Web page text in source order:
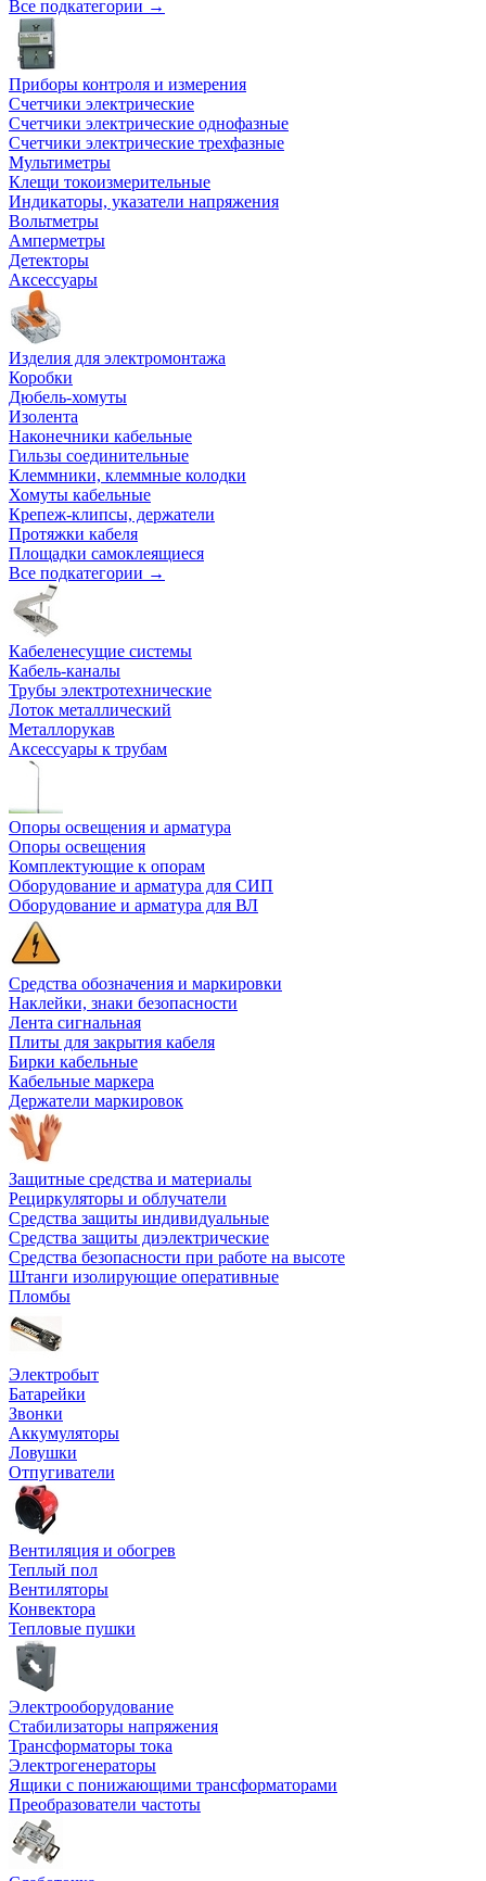
Все подкатегории →
Приборы контроля и измерения
Счетчики электрические
Счетчики электрические однофазные
Счетчики электрические трехфазные
Мультиметры
Клещи токоизмерительные
Индикаторы, указатели напряжения
Вольтметры
Амперметры
Детекторы
Аксессуары
Изделия для электромонтажа
Коробки
Дюбель-хомуты
Изолента
Наконечники кабельные
Гильзы соединительные
Клеммники, клеммные колодки
Хомуты кабельные
Крепеж-клипсы, держатели
Протяжки кабеля
Площадки самоклеящиеся
Все подкатегории →
Кабеленесущие системы
Кабель-каналы
Трубы электротехнические
Лоток металлический
Металлорукав
Аксессуары к трубам
Опоры освещения и арматура
Опоры освещения
Комплектующие к опорам
Оборудование и арматура для СИП
Оборудование и арматура для ВЛ
Средства обозначения и маркировки
Наклейки, знаки безопасности
Лента сигнальная
Плиты для закрытия кабеля
Бирки кабельные
Кабельные маркера
Держатели маркировок
Защитные средства и материалы
Рециркуляторы и облучатели
Средства защиты индивидуальные
Средства защиты диэлектрические
Средства безопасности при работе на высоте
Штанги изолирующие оперативные
Пломбы
Электробыт
Батарейки
Звонки
Аккумуляторы
Ловушки
Отпугиватели
Вентиляция и обогрев
Теплый пол
Вентиляторы
Конвектора
Тепловые пушки
Электрооборудование
Стабилизаторы напряжения
Трансформаторы тока
Электрогенераторы
Ящики с понижающими трансформаторами
Преобразователи частоты